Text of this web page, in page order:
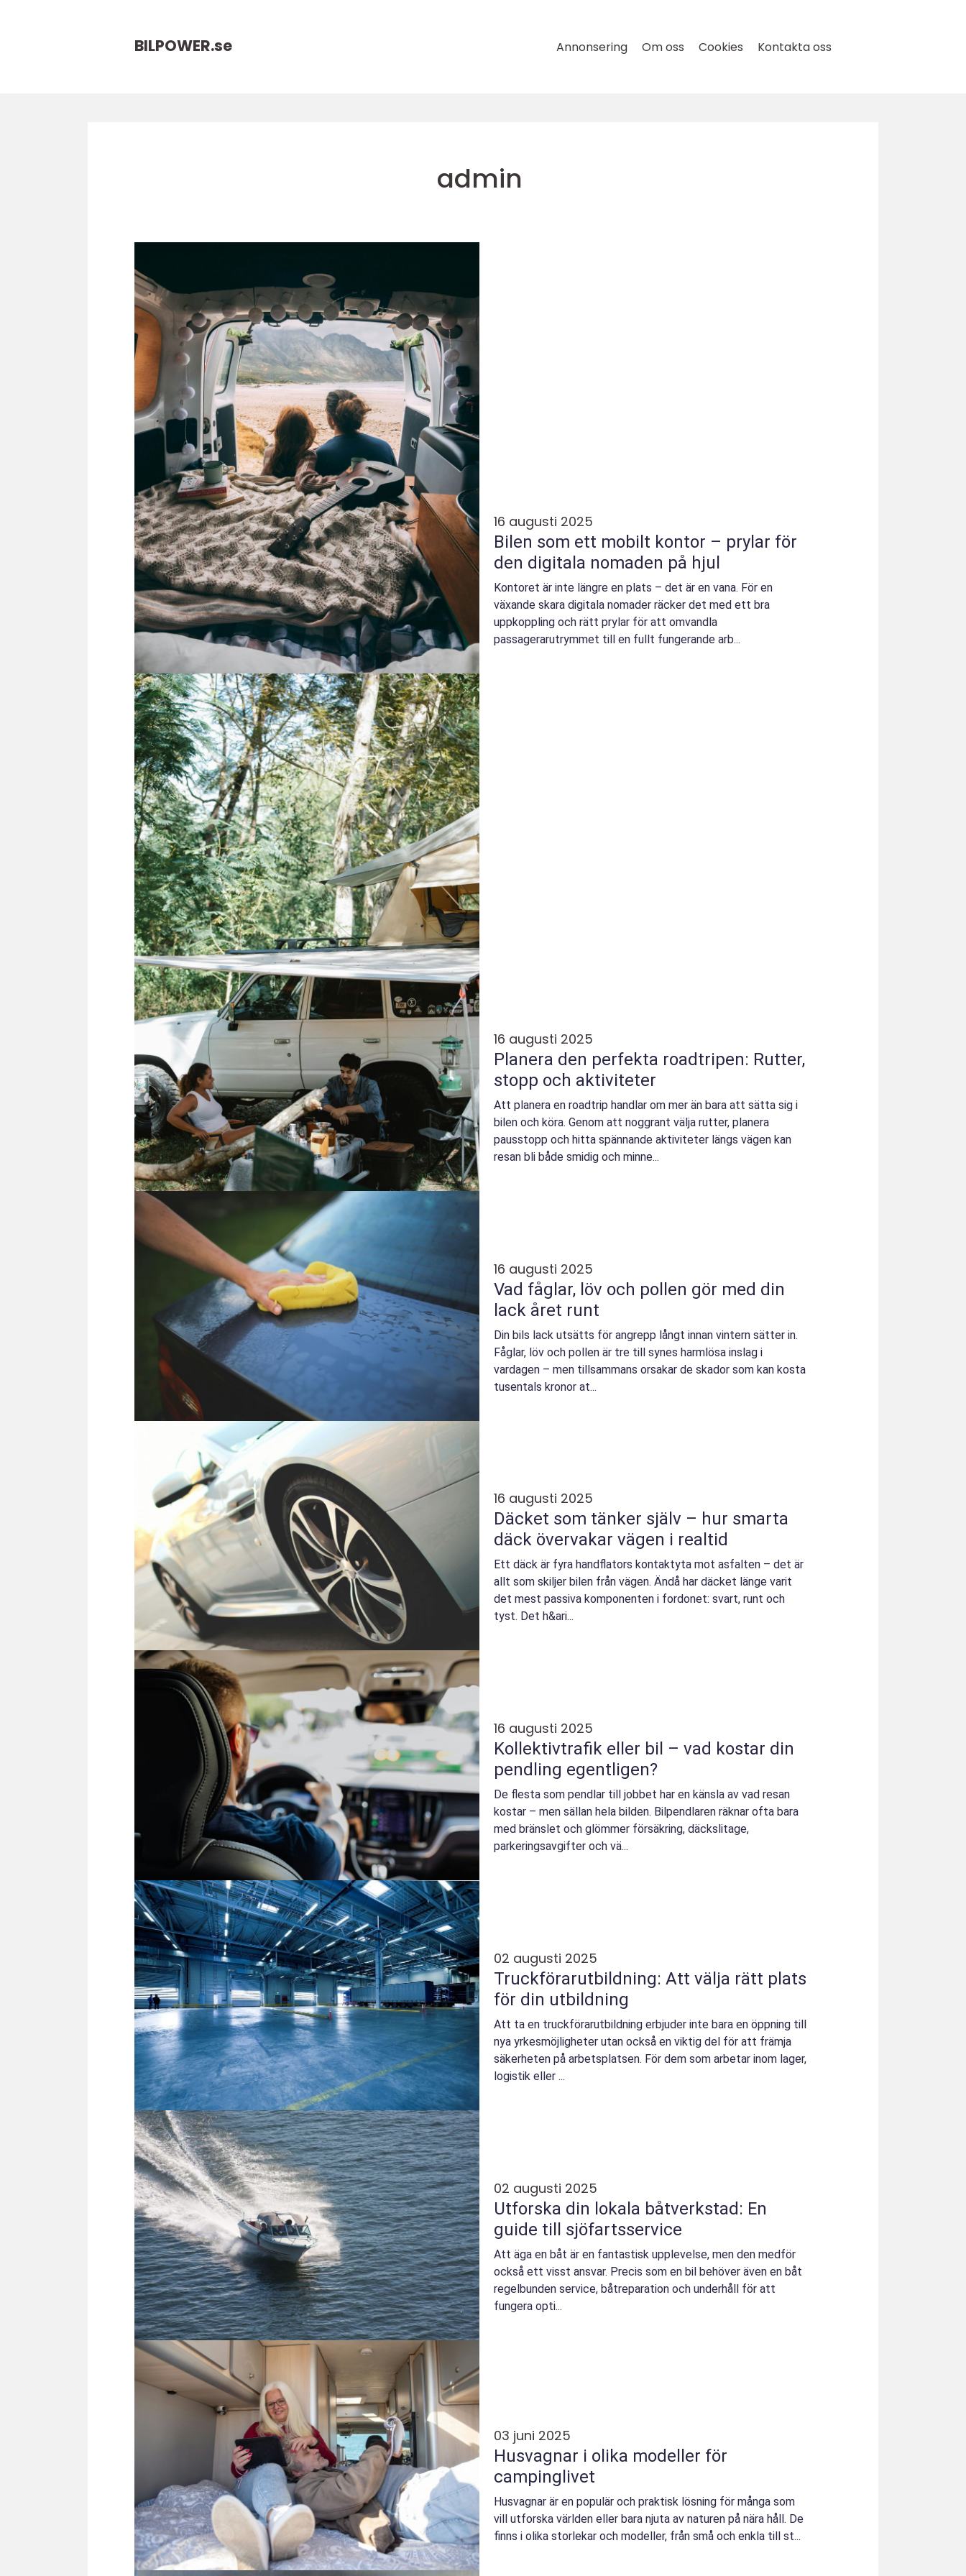
BILPOWER.se Annonsering Om oss Cookies Kontakta oss
admin
16 augusti 2025
Bilen som ett mobilt kontor – prylar för
den digitala nomaden på hjul
Kontoret är inte längre en plats – det är en vana. För en
växande skara digitala nomader räcker det med ett bra
uppkoppling och rätt prylar för att omvandla
passagerarutrymmet till en fullt fungerande arb...
16 augusti 2025
Planera den perfekta roadtripen: Rutter,
stopp och aktiviteter
Att planera en roadtrip handlar om mer än bara att sätta sig i
bilen och köra. Genom att noggrant välja rutter, planera
pausstopp och hitta spännande aktiviteter längs vägen kan
resan bli både smidig och minne...
16 augusti 2025
Vad fåglar, löv och pollen gör med din
lack året runt
Din bils lack utsätts för angrepp långt innan vintern sätter in.
Fåglar, löv och pollen är tre till synes harmlösa inslag i
vardagen – men tillsammans orsakar de skador som kan kosta
tusentals kronor at...
16 augusti 2025
Däcket som tänker själv – hur smarta
däck övervakar vägen i realtid
Ett däck är fyra handflators kontaktyta mot asfalten – det är
allt som skiljer bilen från vägen. Ändå har däcket länge varit
det mest passiva komponenten i fordonet: svart, runt och
tyst. Det h&ari...
16 augusti 2025
Kollektivtrafik eller bil – vad kostar din
pendling egentligen?
De flesta som pendlar till jobbet har en känsla av vad resan
kostar – men sällan hela bilden. Bilpendlaren räknar ofta bara
med bränslet och glömmer försäkring, däckslitage,
parkeringsavgifter och vä...
02 augusti 2025
Truckförarutbildning: Att välja rätt plats
för din utbildning
Att ta en truckförarutbildning erbjuder inte bara en öppning till
nya yrkesmöjligheter utan också en viktig del för att främja
säkerheten på arbetsplatsen. För dem som arbetar inom lager,
logistik eller ...
02 augusti 2025
Utforska din lokala båtverkstad: En
guide till sjöfartsservice
Att äga en båt är en fantastisk upplevelse, men den medför
också ett visst ansvar. Precis som en bil behöver även en båt
regelbunden service, båtreparation och underhåll för att
fungera opti...
03 juni 2025
Husvagnar i olika modeller för
campinglivet
Husvagnar är en populär och praktisk lösning för många som
vill utforska världen eller bara njuta av naturen på nära håll. De
finns i olika storlekar och modeller, från små och enkla till st...